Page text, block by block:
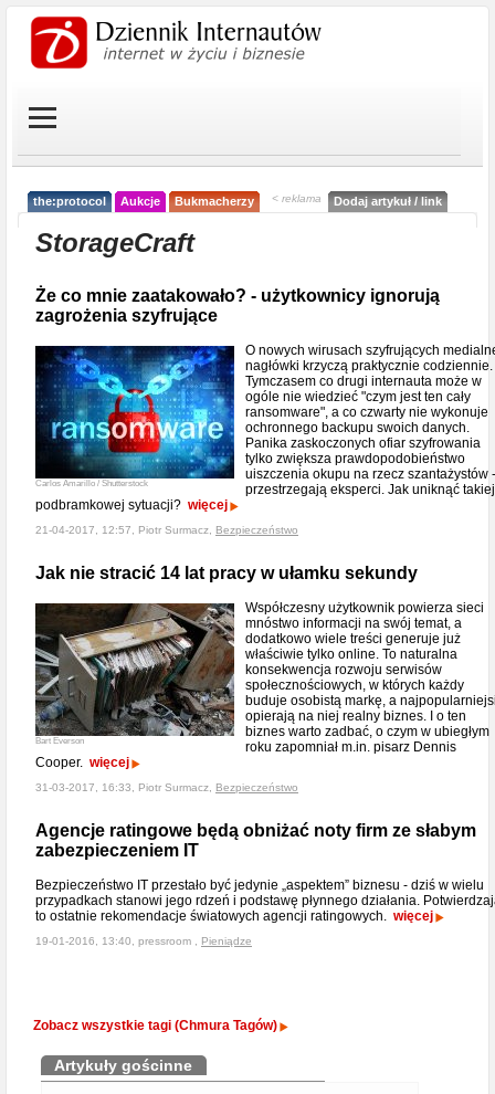
the:protocol Aukcje Bukmacherzy < reklama Dodaj artykuł / link
StorageCraft
Że co mnie zaatakowało? - użytkownicy ignorują
zagrożenia szyfrujące
Carlos Amarillo / Shutterstock
O nowych wirusach szyfrujących
nagłówki krzyczą praktycznie codziennie.
Tymczasem co drugi internauta może w
ogóle nie wiedzieć "czym jest ten cały
ransomware", a co czwarty nie wykonuje
ochronnego backupu swoich danych.
Panika zaskoczonych ofiar szyfrowania
tylko zwiększa prawdopodobieństwo
uiszczenia okupu na rzecz szantażystów -
przestrzegają eksperci. Jak uniknąć takiej
podbramkowej sytuacji? więcej
21-04-2017, 12:57, Piotr Surmacz, Bezpieczeństwo
Jak nie stracić 14 lat pracy w ułamku sekundy
Bart Everson
Współczesny użytkownik powierza sieci
mnóstwo informacji na swój temat, a
dodatkowo wiele treści generuje już
właściwie tylko online. To naturalna
konsekwencja rozwoju serwisów
społecznościowych, w których każdy
buduje osobistą markę, a
opierają na niej realny biznes. I o ten
biznes warto zadbać, o czym w ubiegłym
roku zapomniał m.in. pisarz Dennis
Cooper. więcej
31-03-2017, 16:33, Piotr Surmacz, Bezpieczeństwo
Agencje ratingowe będą obniżać noty firm ze słabym
zabezpieczeniem IT
Bezpieczeństwo IT przestało być jedynie „aspektem” biznesu - dziś w wielu
przypadkach stanowi jego rdzeń i podstawę płynnego działania.
to ostatnie rekomendacje światowych agencji ratingowych. więcej
19-01-2016, 13:40, pressroom , Pieniądze
Zobacz wszystkie tagi (Chmura Tagów)
Artykuły gościnne